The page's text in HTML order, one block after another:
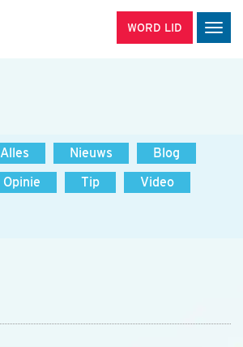
WORD LID
Alles Nieuws
Blog
Opinie Tip
Video